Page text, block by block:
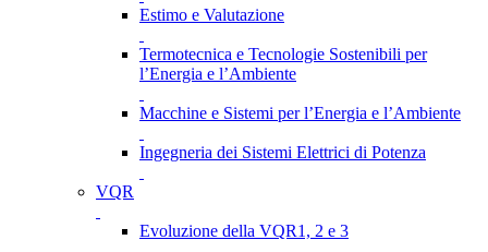
Estimo e Valutazione
Termotecnica e Tecnologie Sostenibili per
l’Energia e l’Ambiente
Macchine e Sistemi per l’Energia e l’Ambiente
Ingegneria dei Sistemi Elettrici di Potenza
VQR
Evoluzione della VQR1, 2 e 3